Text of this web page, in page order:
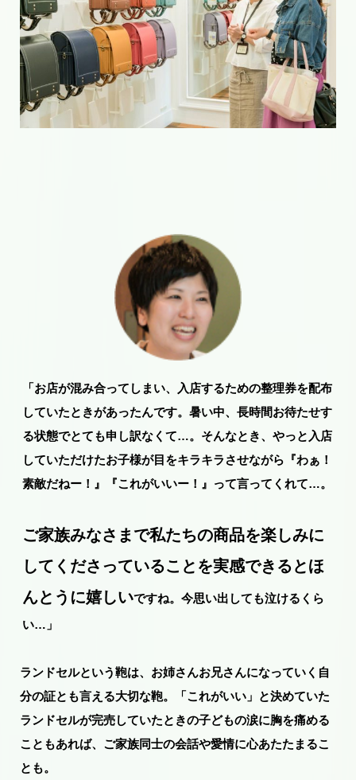
「お店が混み合ってしまい、入店するための整理券を配布
していたときがあったんです。暑い中、長時間お待たせす
る状態でとても申し訳なくて…。そんなとき、やっと入店
していただけたお子様が目をキラキラさせながら『わぁ！
素敵だねー！』『これがいいー！』って言ってくれて…。
ご家族みなさまで私たちの商品を楽しみに
してくださっていることを実感できるとほ
んとうに嬉しいですね。今思い出しても泣けるくら
い…」
ランドセルという鞄は、お姉さんお兄さんになっていく自
分の証とも言える大切な鞄。「これがいい」と決めていた
ランドセルが完売していたときの子どもの涙に胸を痛める
こともあれば、ご家族同士の会話や愛情に心あたたまるこ
とも。